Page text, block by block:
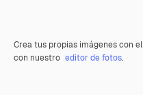
Crea tus propias imágenes con el
con nuestro editor de fotos.